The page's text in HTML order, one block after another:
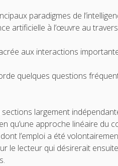
paradigmes de
artificielle à l’œuvre au
aux interactions
quelques questions
sections largement
qu’une approche linéaire du
l’emploi a été
le lecteur qui désirerait